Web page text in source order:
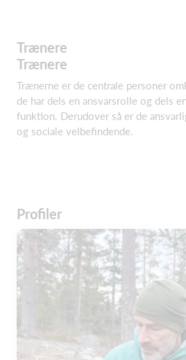
Trænere
Trænere
Trænerne er de centrale personer
de har dels en ansvarsrolle og dels
funktion. Derudover så er de
og sociale velbefindende.
Profiler